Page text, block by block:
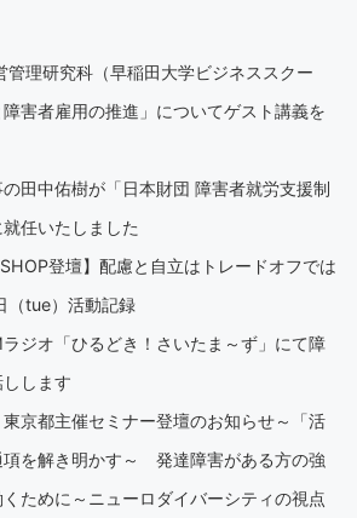
管理研究科（早稲田大学ビジネススクー
害者雇用の推進」についてゲスト講義を
の田中佑樹が「日本財団 障害者就労支援制
任いたしました
登壇】配慮と自立はトレードオフでは
（tue）活動記録
ラジオ「ひるどき！さいたま～ず」にて障
します
東京都主催セミナー登壇のお知らせ～「活
項を解き明かす～ 発達障害がある方の強
ために～ニューロダイバーシティの視点